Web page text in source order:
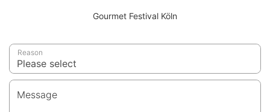
Gourmet Festival Köln
Reason
Message